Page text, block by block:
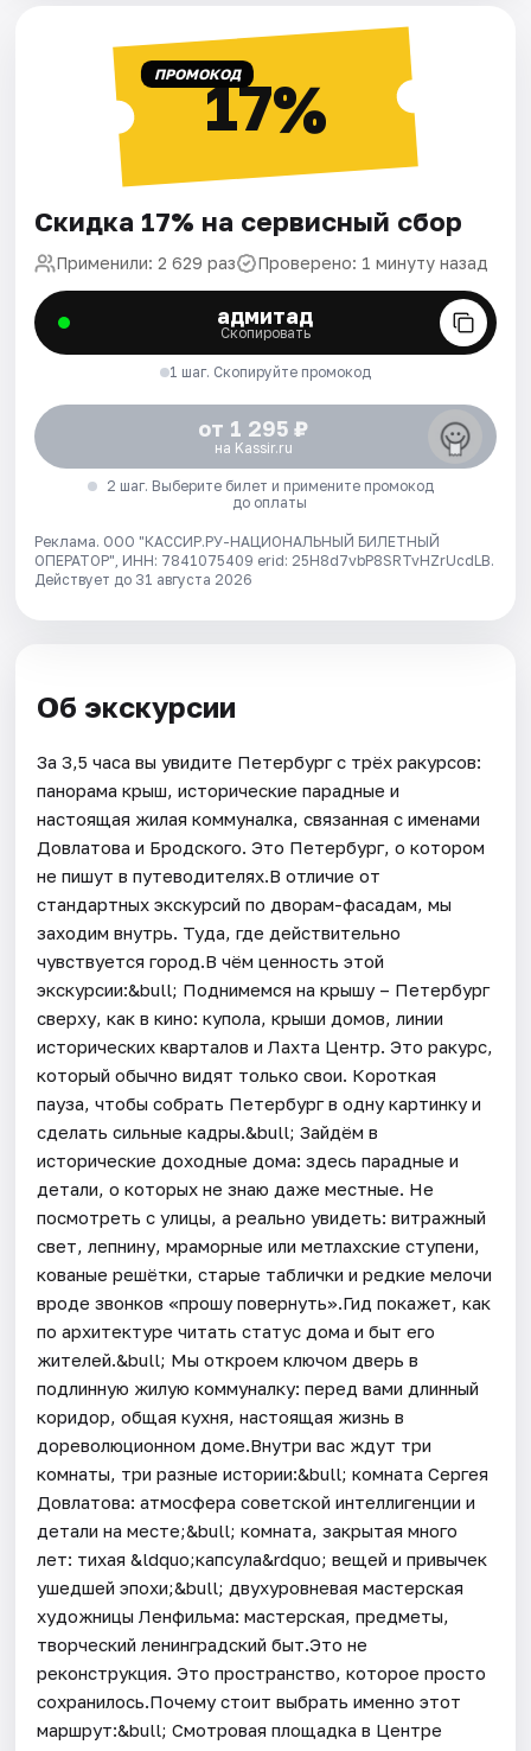
ПРОМОКОД17%
Скидка 17% на сервисный сбор
Применили: 2 629 раз Проверено: 1 минуту назад
адмитад
Скопировать
1 шаг. Скопируйте промокод
от 1 295 ₽
на Kassir.ru
2 шаг. Выберите билет и примените промокод
до оплаты
Реклама. ООО "КАССИР.РУ-НАЦИОНАЛЬНЫЙ БИЛЕТНЫЙ
ОПЕРАТОР", ИНН: 7841075409 erid: 25H8d7vbP8SRTvHZrUcdLB.
Действует до 31 августа 2026
Об экскурсии
За 3,5 часа вы увидите Петербург с трёх ракурсов:
панорама крыш, исторические парадные и
настоящая жилая коммуналка, связанная с именами
Довлатова и Бродского. Это Петербург, о котором
не пишут в путеводителях.В отличие от
стандартных экскурсий по дворам-фасадам, мы
заходим внутрь. Туда, где действительно
чувствуется город.В чём ценность этой
экскурсии:&bull; Поднимемся на крышу – Петербург
сверху, как в кино: купола, крыши домов, линии
исторических кварталов и Лахта Центр. Это ракурс,
который обычно видят только свои. Короткая
пауза, чтобы собрать Петербург в одну картинку и
сделать сильные кадры.&bull; Зайдём в
исторические доходные дома: здесь парадные и
детали, о которых не знаю даже местные. Не
посмотреть с улицы, а реально увидеть: витражный
свет, лепнину, мраморные или метлахские ступени,
кованые решётки, старые таблички и редкие мелочи
вроде звонков «прошу повернуть».Гид покажет, как
по архитектуре читать статус дома и быт его
жителей.&bull; Мы откроем ключом дверь в
подлинную жилую коммуналку: перед вами длинный
коридор, общая кухня, настоящая жизнь в
дореволюционном доме.Внутри вас ждут три
комнаты, три разные истории:&bull; комната Сергея
Довлатова: атмосфера советской интеллигенции и
детали на месте;&bull; комната, закрытая много
лет: тихая &ldquo;капсула&rdquo; вещей и привычек
ушедшей эпохи;&bull; двухуровневая мастерская
художницы Ленфильма: мастерская, предметы,
творческий ленинградский быт.Это не
реконструкция. Это пространство, которое просто
сохранилось.Почему стоит выбрать именно этот
маршрут:&bull; Смотровая площадка в Центре